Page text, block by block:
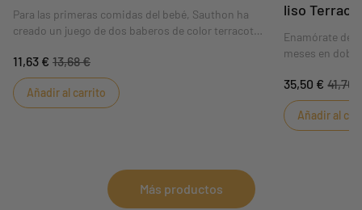
Para las primeras comidas del bebé, Sauthon ha
creado un juego de dos baberos de color terracota
Baberos con dos caras: una cara en gasa doble de
algodón para mayor suavidad y la otra en rizo para
mayor absorción.
11,63 € 13,68 €
Añadir al carrito
liso
Enamórate del
meses en
aporta estilo y
armario del
35,50 € 41,76
Añadir al
Más productos